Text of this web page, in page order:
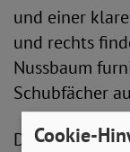
und einer
und rechts
Nussbaum
Schubfächer
Die Griffe sind
Cookie-